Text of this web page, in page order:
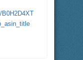
B0H2D4XT